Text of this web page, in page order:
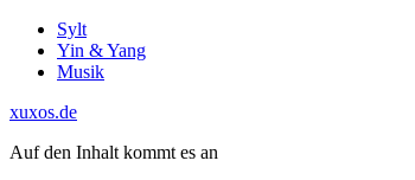
Sylt
Yin & Yang
Musik
xuxos.de
Auf den Inhalt kommt es an